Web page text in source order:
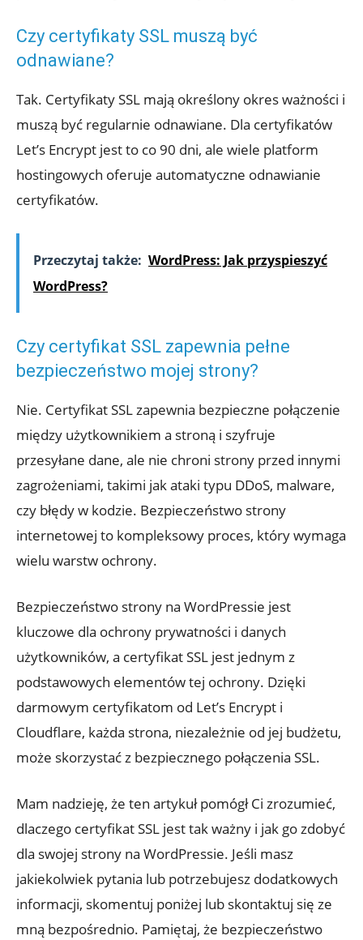
Czy certyfikaty SSL muszą być
odnawiane?
Tak. Certyfikaty SSL mają określony okres ważności i
muszą być regularnie odnawiane. Dla certyfikatów
Let’s Encrypt jest to co 90 dni, ale wiele platform
hostingowych oferuje automatyczne odnawianie
certyfikatów.
Przeczytaj także: WordPress: Jak przyspieszyć
WordPress?
Czy certyfikat SSL zapewnia pełne
bezpieczeństwo mojej strony?
Nie. Certyfikat SSL zapewnia bezpieczne połączenie
między użytkownikiem a stroną i szyfruje
przesyłane dane, ale nie chroni strony przed innymi
zagrożeniami, takimi jak ataki typu DDoS, malware,
czy błędy w kodzie. Bezpieczeństwo strony
internetowej to kompleksowy proces, który wymaga
wielu warstw ochrony.
Bezpieczeństwo strony na WordPressie jest
kluczowe dla ochrony prywatności i danych
użytkowników, a certyfikat SSL jest jednym z
podstawowych elementów tej ochrony. Dzięki
darmowym certyfikatom od Let’s Encrypt i
Cloudflare, każda strona, niezależnie od jej budżetu,
może skorzystać z bezpiecznego połączenia SSL.
Mam nadzieję, że ten artykuł pomógł Ci zrozumieć,
dlaczego certyfikat SSL jest tak ważny i jak go zdobyć
dla swojej strony na WordPressie. Jeśli masz
jakiekolwiek pytania lub potrzebujesz dodatkowych
informacji, skomentuj poniżej lub skontaktuj się ze
mną bezpośrednio. Pamiętaj, że bezpieczeństwo